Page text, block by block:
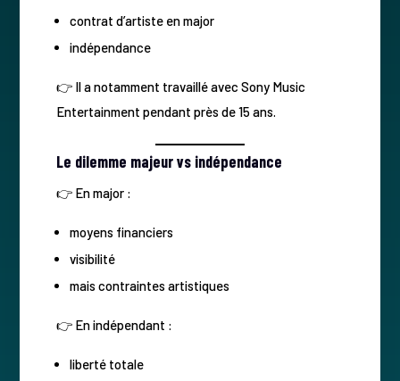
contrat d’artiste en major
indépendance
👉 Il a notamment travaillé avec Sony Music
Entertainment pendant près de 15 ans.
Le dilemme majeur vs indépendance
👉 En major :
moyens financiers
visibilité
mais contraintes artistiques
👉 En indépendant :
liberté totale